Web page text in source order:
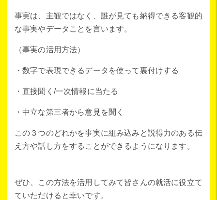
事実は、主観ではなく、誰が見ても納得できる客観的
な事実やデータことを言います。
（事実の活用方法）
・数字で表現できるデータを使って裏付けする
・直接聞く/一次情報に当たる
・中立な第三者から意見を聞く
この３つのどれかを事実に組み込みと説得力のある伝
え方や話し方をすることができるようになります。
ぜひ、この方法を活用してみて皆さんの就活に役立て
ていただけると幸いです。